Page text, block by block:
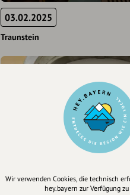
03.02.2025
Traunstein
Ein Abend bringt 10 000
Großzügige Spende für den
Wir verwenden Cookies, die technisch
hey.bayern zur Verfügung